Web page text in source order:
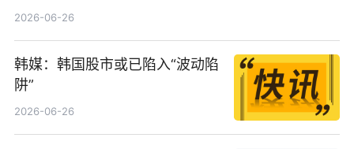
看
2026-06-26
韩媒：韩国股市或已陷入“波动陷
阱”
2026-06-26